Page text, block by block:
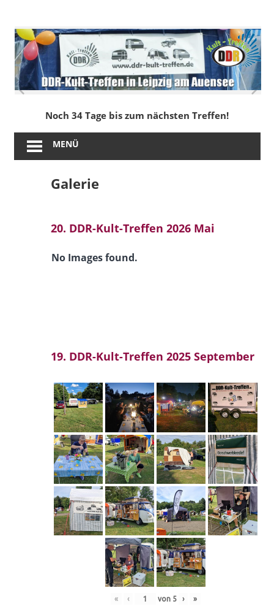
springen
DDR-
Kult-
Treffen
in
Leipzig
am
Noch 34 Tage bis zum nächsten Treffen!
MENÜ
Galerie
20. DDR-Kult-Treffen 2026 Mai
No Images found.
19. DDR-Kult-Treffen 2025 September
« ‹ von 5 › »